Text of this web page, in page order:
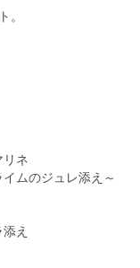
。
リネ
ムのジュレ添え～
え